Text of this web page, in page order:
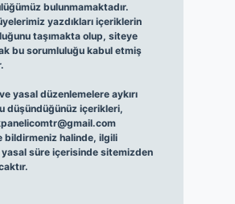
bulunmamaktadır.
yazdıkları içeriklerin
taşımakta olup, siteye
bu sorumluluğu kabul etmiş
yasal düzenlemelere aykırı
düşündüğünüz içerikleri,
bildirmeniz halinde, ilgili
süre içerisinde sitemizden